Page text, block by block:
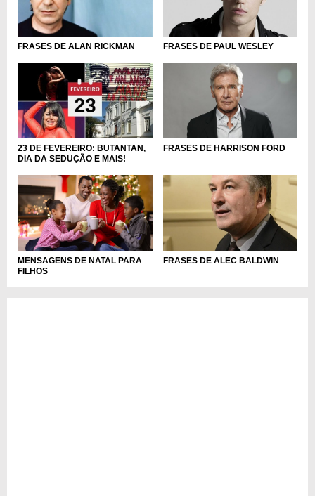
FRASES DE ALAN RICKMAN FRASES DE PAUL WESLEY
23 DE FEVEREIRO: BUTANTAN,
DIA DA SEDUÇÃO E MAIS!
FRASES DE HARRISON FORD
MENSAGENS DE NATAL PARA
FILHOS
FRASES DE ALEC BALDWIN